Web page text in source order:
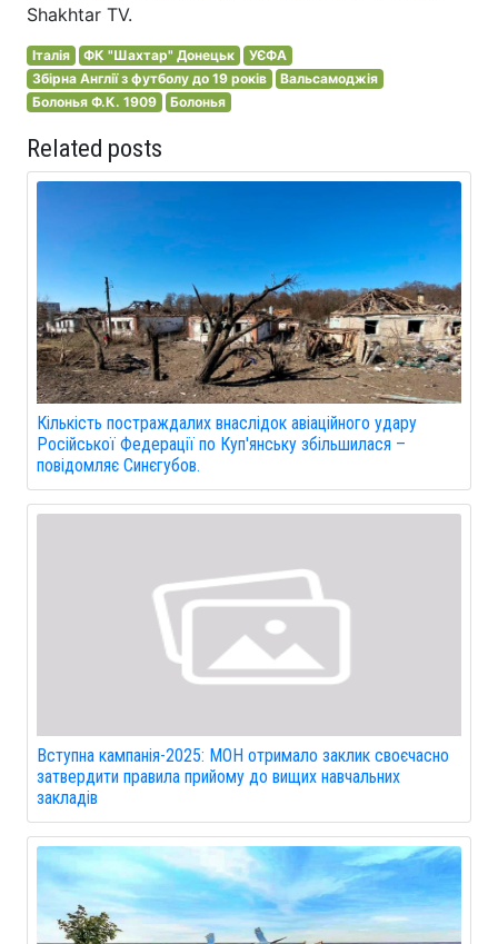
Shakhtar TV.
Італія ФК "Шахтар" Донецьк
УЄФА
Збірна Англії з футболу до 19 років
Вальсамоджія
Болонья Ф.К. 1909
Болонья
Related posts
Кількість постраждалих внаслідок авіаційного удару
Російської Федерації по Куп'янську збільшилася –
повідомляє Синєгубов.
Вступна кампанія-2025: МОН отримало заклик своєчасно
затвердити правила прийому до вищих навчальних
закладів